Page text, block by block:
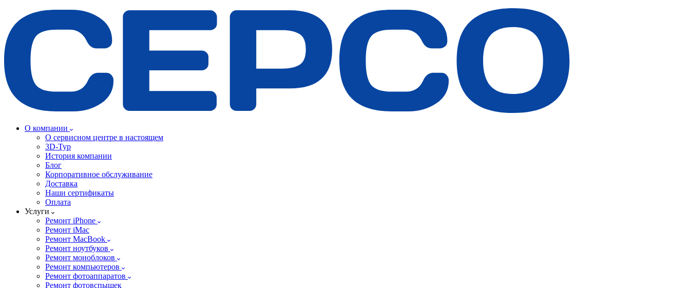
О компании
О сервисном центре в настоящем
3D-Тур
История компании
Блог
Корпоративное обслуживание
Доставка
Наши сертификаты
Оплата
Услуги
Ремонт iPhone
Ремонт iMac
Ремонт MacBook
Ремонт ноутбуков
Ремонт моноблоков
Ремонт компьютеров
Ремонт фотоаппаратов
Ремонт фотовспышек